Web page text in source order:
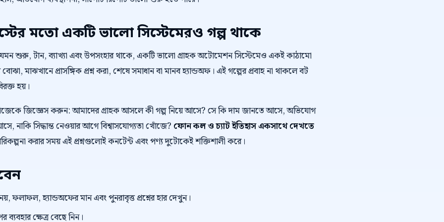
মতো একটি ভালো সিস্টেমেরও গল্প থাকে
শুরু, টান, ব্যাখ্যা এবং উপসংহার থাকে, একটি ভালো গ্রাহক অটোমেশন সিস্টেমেও একই কাঠামো
মাঝখানে প্রাসঙ্গিক প্রশ্ন করা, শেষে সমাধান বা মানব হ্যান্ডঅফ। এই গল্পের প্রবাহ না থাকলে বট
হয়।
জিজ্ঞেস করুন: আমাদের গ্রাহক আসলে কী গল্প নিয়ে আসে? সে কি দাম জানতে আসে, অভিযোগ
নাকি সিদ্ধান্ত নেওয়ার আগে বিশ্বাসযোগ্যতা খোঁজে? ফোন কল ও চ্যাট ইতিহাস একসাথে দেখতে
করার সময় এই প্রশ্নগুলোই কনটেন্ট এবং পণ্য দুটোকেই শক্তিশালী করে।
ফলাফল, হ্যান্ডঅফের মান এবং পুনরাবৃত্ত প্রশ্নের হার দেখুন।
ব্যবহার ক্ষেত্র বেছে নিন।